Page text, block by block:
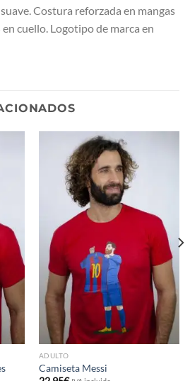
Costura reforzada en mangas
cuello. Logotipo de marca en
ADULTO
Camiseta Messi